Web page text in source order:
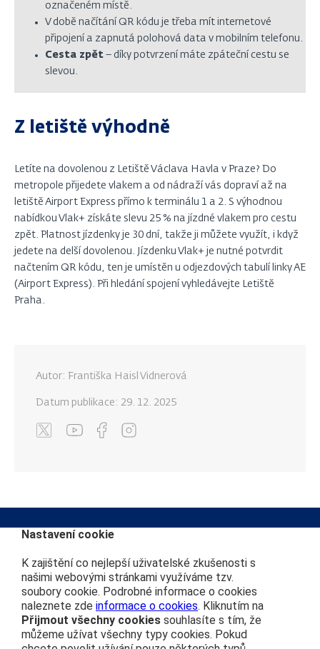
označeném místě.
V době načítání QR kódu je třeba mít internetové
připojení a zapnutá polohová data v mobilním telefonu.
Cesta zpět – dí ky potvrzení máte zpáteční cestu se
slevou.
Z letiště výhodně
Letíte na dovolenou z Letiště Václava Havla v Praze? Do
metropole přijedete vlakem a od nádraží vás dopraví až na
letiště Airport Express přímo k terminálu 1 a 2. S výhodnou
nabídkou Vlak+ získáte slevu 25 % na jízdné vlakem pro cestu
zpět. Platnost jízdenky je 30 dní, takže ji můžete využít, i když
jedete na delší dovolenou. Jízdenku Vlak+ je nutné potvrdit
načtením QR kódu, ten je umístěn u odjezdových tabulí linky AE
(Airport Express). Při hledání spojení vyhledávejte Letiště
Praha.
Autor: Františka Haisl Vidnerová
Datum publikace: 29. 12. 2025
Kontakt na redakci
info@cdprovas.cz
Vydavatel
České dráhy, a.s.
Další webové stránky
Můj vláček
ČD nostalgie
Vlakem na výlet
Nastavení cookie
K zajištění co nejlepší uživatelské zkušenosti s
našimi webovými stránkami využíváme tzv.
soubory cookie. Podrobné informace o cookies
naleznete zde informace o cookies. Kliknutím na
Přijmout všechny cookies souhlasíte s tím, že
můžeme užívat všechny typy cookies. Pokud